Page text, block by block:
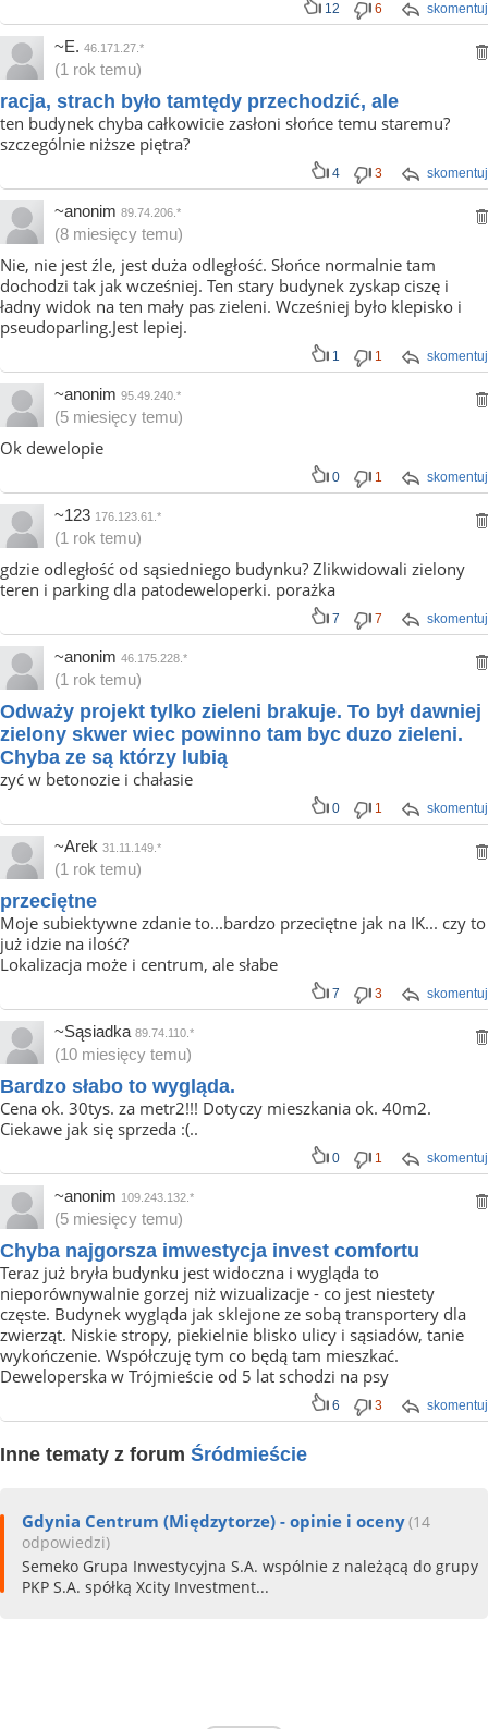
skomentuj
12 6
~E. 46.171.27.*
(1 rok temu)
racja, strach było tamtędy przechodzić, ale
ten budynek chyba całkowicie zasłoni słońce temu staremu?
szczególnie niższe piętra?
skomentuj
4 3
~anonim 89.74.206.*
(8 miesięcy temu)
Nie, nie jest źle, jest duża odległość. Słońce normalnie tam
dochodzi tak jak wcześniej. Ten stary budynek zyskap ciszę i
ładny widok na ten mały pas zieleni. Wcześniej było klepisko i
pseudoparling.Jest lepiej.
skomentuj
1 1
~anonim 95.49.240.*
(5 miesięcy temu)
Ok dewelopie
skomentuj
0 1
~123 176.123.61.*
(1 rok temu)
gdzie odległość od sąsiedniego budynku? Zlikwidowali zielony
teren i parking dla patodeweloperki. porażka
skomentuj
7 7
~anonim 46.175.228.*
(1 rok temu)
Odważy projekt tylko zieleni brakuje. To był dawniej
zielony skwer wiec powinno tam byc duzo zieleni.
Chyba ze są którzy lubią
zyć w betonozie i chałasie
skomentuj
0 1
~Arek 31.11.149.*
(1 rok temu)
przeciętne
Moje subiektywne zdanie to...bardzo przeciętne jak na IK... czy to
już idzie na ilość?
Lokalizacja może i centrum, ale słabe
skomentuj
7 3
~Sąsiadka 89.74.110.*
(10 miesięcy temu)
Bardzo słabo to wygląda.
Cena ok. 30tys. za metr2!!! Dotyczy mieszkania ok. 40m2.
Ciekawe jak się sprzeda :(..
skomentuj
0 1
~anonim 109.243.132.*
(5 miesięcy temu)
Chyba najgorsza imwestycja invest comfortu
Teraz już bryła budynku jest widoczna i wygląda to
nieporównywalnie gorzej niż wizualizacje - co jest niestety
częste. Budynek wygląda jak sklejone ze sobą transportery dla
zwierząt. Niskie stropy, piekielnie blisko ulicy i sąsiadów, tanie
wykończenie. Współczuję tym co będą tam mieszkać.
Deweloperska w Trójmieście od 5 lat schodzi na psy
skomentuj
6 3
Inne tematy z forum Śródmieście
Gdynia Centrum (Międzytorze) - opinie i oceny(14
odpowiedzi)
Semeko Grupa Inwestycyjna S.A. wspólnie z należącą do grupy
PKP S.A. spółką Xcity Investment...